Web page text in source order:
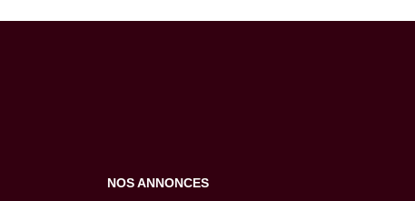
NOS ANNONCES